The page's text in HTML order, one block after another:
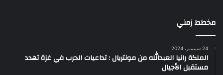
مخطط زمني
24 سبتمبر، 2024
الملكة رانيا العبدالله من مونتريال : تداعيات الحرب في غزة تهدد
مستقبل الأجيال